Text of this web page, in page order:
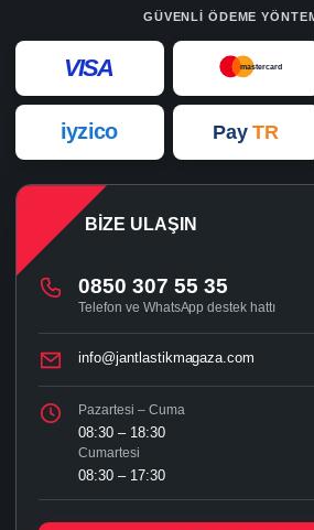
GÜVENLI ÖDEME
VISA mastercard
iyzico Pay TR
BIZE ULAŞIN
0850 307 55 35
Telefon ve WhatsApp destek hattı
info@jantlastikmagaza.com
Pazartesi – Cuma
08:30 – 18:30
Cumartesi
08:30 – 17:30